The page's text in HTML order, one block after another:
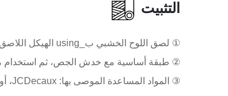
التثبيت
① لصق اللوح الخشبي ب_using الهيكل اللاصق الكامل ثم لصقه على الجدار
② طبقة أساسية مع خدش الجص، ثم استخدام
③ المواد المساعدة الموصى بها: JCDecaux، أو مastic العلامة التجارية